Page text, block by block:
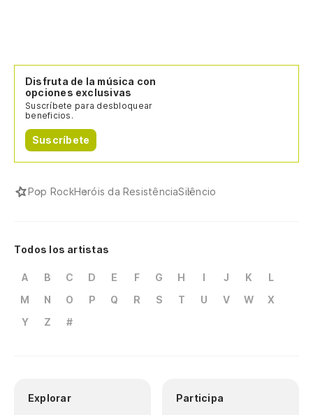
Disfruta de la música con
opciones exclusivas
Suscríbete para desbloquear
beneficios.
Suscríbete
Pop RockHeróis da ResistênciaSilêncio
Todos los artistas
A B C D E F G H I J K
L
M
N O P Q R S T U V W
X
Y
Z #
Explorar Participa